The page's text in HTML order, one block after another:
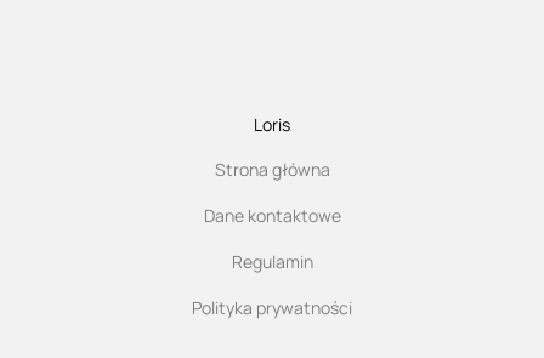
Loris
Strona główna
Dane kontaktowe
Regulamin
Polityka prywatności